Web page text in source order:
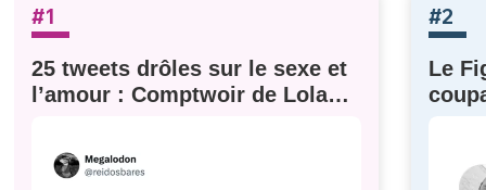
#1
25 tweets drôles sur le sexe et
l’amour : Comptwoir de Lola
#2
Le